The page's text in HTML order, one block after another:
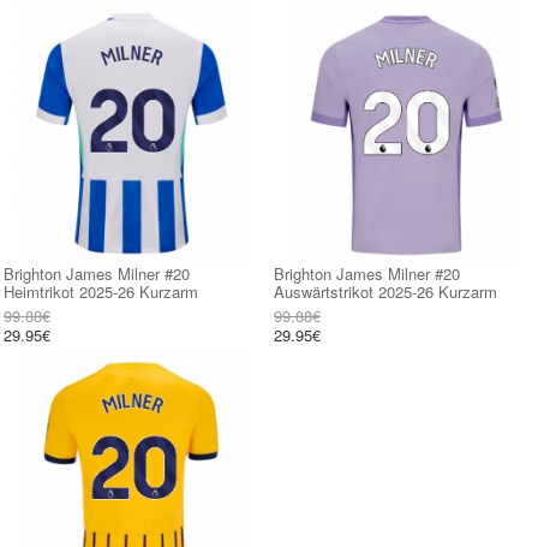
Brighton James Milner #20
Heimtrikot 2025-26 Kurzarm
99.88€
29.95€
Brighton James Milner #20
Auswärtstrikot 2025-26 Kurzarm
99.88€
29.95€